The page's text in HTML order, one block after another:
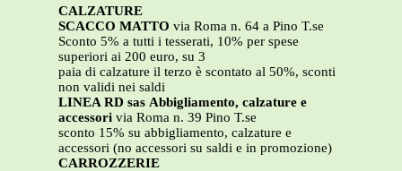
CALZATURE
SCACCO MATTO via Roma n. 64 a Pino T.se
Sconto 5% a tutti i tesserati, 10% per spese
superiori ai 200 euro, su 3
paia di calzature il terzo è scontato al 50%, sconti
non validi nei saldi
LINEA RD sas Abbigliamento, calzature e
accessori via Roma n. 39 Pino T.se
sconto 15% su abbigliamento, calzature e
accessori (no accessori su saldi e in promozione)
CARROZZERIE